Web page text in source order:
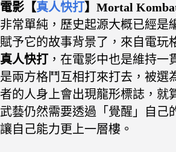
電影【真人快打】Mortal
非常單純，歷史起源大概已經是
賦予它的故事背景了，來自 電玩
真人快打 ，在電影中也是維持一
是兩方格鬥互相打來打去，被選
者的人身上會出現龍形標誌，就
武藝仍然需要透過「覺醒」自己
讓自己能力更上一層樓。